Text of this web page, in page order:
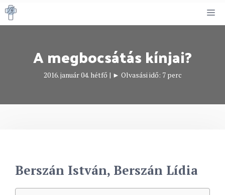
Kilépés
a
A megbocsátás kínjai?
2016. január 04. hétfő | ► Olvasási idő: 7 perc
Berszán István, Berszán Lídia